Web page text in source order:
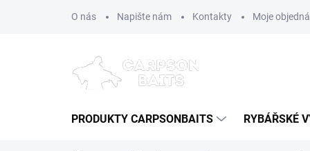
O nás Napište nám Kontakty Moje
PRODUKTY CARPSONBAITS RYBÁŘSKÉ